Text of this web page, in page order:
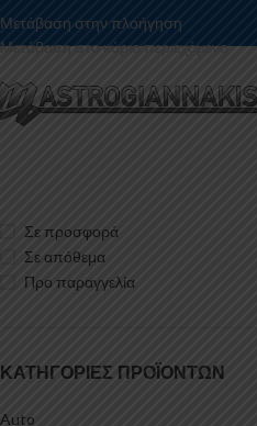
Μετάβαση στην πλοήγηση
Μετάβαση στο κύριο περιεχόμενο
Σε προσφορά
Σε απόθεμα
Προ παραγγελία
ΚΑΤΗΓΟΡΊΕΣ ΠΡΟΪΌΝΤΩΝ
Auto